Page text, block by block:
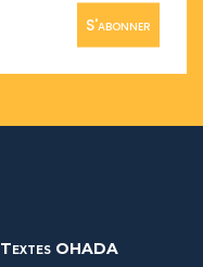
S'abonner
Textes OHADA